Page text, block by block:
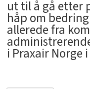
ut til å gå etter
håp om
allerede fra
i Praxair Norge